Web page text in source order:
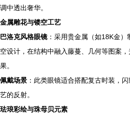
调中透出奢华。
金属雕花与镂空工艺
巴洛克风格眼镜 ：采用贵金属（如18K金
空设计，在结构中融入藤蔓、几何等图案
果。
佩戴场景 ：此类眼镜适合搭配复古时装，
艺的反射。
珐琅彩绘与珠母贝元素